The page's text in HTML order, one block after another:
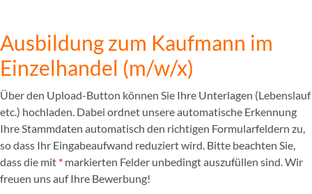
Ausbildung zum Kaufmann im
Einzelhandel (m/w/x)
Über den Upload-Button können Sie Ihre Unterlagen (Lebenslauf
etc.) hochladen. Dabei ordnet unsere automatische Erkennung
Ihre Stammdaten automatisch den richtigen Formularfeldern zu,
so dass Ihr Eingabeaufwand reduziert wird. Bitte beachten Sie,
dass die mit * markierten Felder unbedingt auszufüllen sind. Wir
freuen uns auf Ihre Bewerbung!